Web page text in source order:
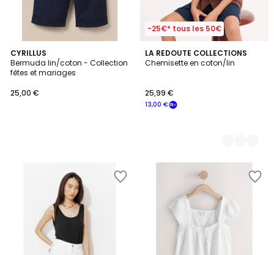
CYRILLUS
Bermuda lin/coton - Collection
fêtes et mariages
25,00 €
-25€* tous les 50€
LA REDOUTE COLLECTIONS
Chemisette en coton/lin
13,00 €
25,99 €
3
Couleurs